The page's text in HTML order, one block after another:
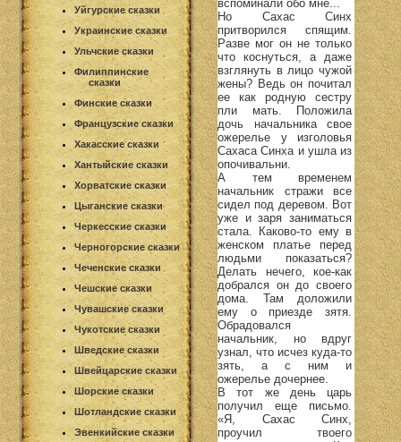
Уйгурские сказки
Украинские сказки
Ульчские сказки
Филиппинские
сказки
Финские сказки
Французские сказки
Хакасские сказки
Хантыйские сказки
Хорватские сказки
Цыганские сказки
Черкесские сказки
Черногорские сказки
Чеченские сказки
Чешские сказки
Чувашские сказки
Чукотские сказки
Шведские сказки
Швейцарские сказки
Шорские сказки
Шотландские сказки
Эвенкийские сказки
вспоминали обо мне...
Но Сахас Синх
притворился спящим.
Разве мог он не только
что коснуться, а даже
взглянуть в лицо чужой
жены? Ведь он почитал
ее как родную сестру
пли мать. Положила
дочь начальника свое
ожерелье у изголовья
Сахаса Синха и ушла из
опочивальни.
А тем временем
начальник стражи все
сидел под деревом. Вот
уже и заря заниматься
стала. Каково-то ему в
женском платье перед
людьми показаться?
Делать нечего, кое-как
добрался он до своего
дома. Там доложили
ему о приезде зятя.
Обрадовался
начальник, но вдруг
узнал, что исчез куда-то
зять, а с ним и
ожерелье дочернее.
В тот же день царь
получил еще письмо.
«Я, Сахас Синх,
проучил твоего